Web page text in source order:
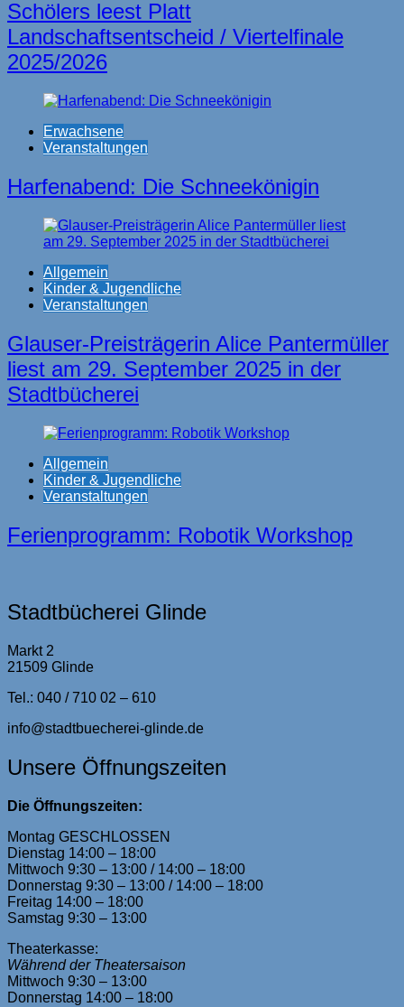
Schölers leest Platt
Landschaftsentscheid / Viertelfinale
2025/2026
Erwachsene
Veranstaltungen
Harfenabend: Die Schneekönigin
Allgemein
Kinder & Jugendliche
Veranstaltungen
Glauser-Preisträgerin Alice Pantermüller
liest am 29. September 2025 in der
Stadtbücherei
Allgemein
Kinder & Jugendliche
Veranstaltungen
Ferienprogramm: Robotik Workshop
Stadtbücherei Glinde
Markt 2
21509 Glinde
Tel.: 040 / 710 02 – 610
info@stadtbuecherei-glinde.de
Unsere Öffnungszeiten
Die Öffnungszeiten:
Montag GESCHLOSSEN
Dienstag 14:00 – 18:00
Mittwoch 9:30 – 13:00 / 14:00 – 18:00
Donnerstag 9:30 – 13:00 / 14:00 – 18:00
Freitag 14:00 – 18:00
Samstag 9:30 – 13:00
Theaterkasse:
Während der Theatersaison
Mittwoch 9:30 – 13:00
Donnerstag 14:00 – 18:00